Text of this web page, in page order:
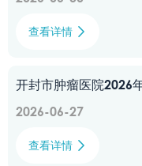
查看详情 
开封市肿瘤医院2026
2026-06-27
查看详情 